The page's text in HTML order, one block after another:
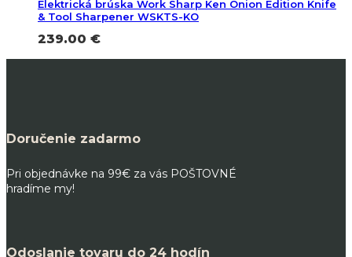
Elektrická brúska Work Sharp Ken Onion Edition Knife
& Tool Sharpener WSKTS-KO
239.00 €
Doručenie zadarmo
Pri objednávke na 99€ za vás POŠTOVNÉ
hradíme my!
Odoslanie tovaru do 24 hodín